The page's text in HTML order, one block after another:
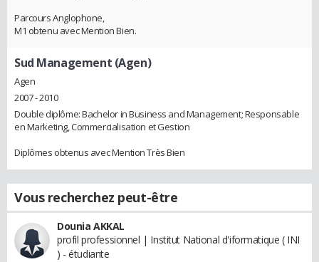
Parcours Anglophone,
M1 obtenu avec Mention Bien.
Sud Management (Agen)
Agen
2007 - 2010
Double diplôme: Bachelor in Business and Management; Responsable
en Marketing, Commercialisation et Gestion
Diplômes obtenus avec Mention Très Bien
Vous recherchez peut-être
Dounia AKKAL
profil professionnel | Institut National d'iformatique ( INI
) - étudiante